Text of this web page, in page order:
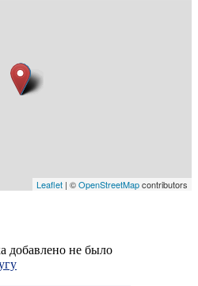
Leaflet | ©OpenStreetMapcontributors
добавлено не было